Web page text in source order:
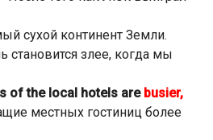
сухой континент Земли.
становится злее, когда мы
of the local hotels are busier,
местных гостиниц более